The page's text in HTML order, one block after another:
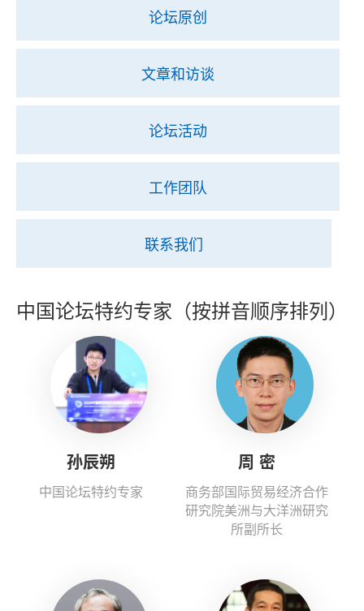
论坛原创
文章和访谈
论坛活动
工作团队
联系我们
中国论坛特约专家（按拼音顺序排列）
孙辰朔
中国论坛特约专家
周 密
商务部国际贸易经济合作
研究院美洲与大洋洲研究
所副所长